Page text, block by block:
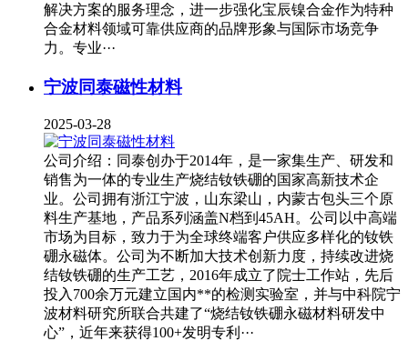
解决方案的服务理念，进一步强化宝辰镍合金作为特种
合金材料领域可靠供应商的品牌形象与国际市场竞争
力。专业···
宁波同泰磁性材料
2025-03-28
公司介绍：同泰创办于2014年，是一家集生产、研发和
销售为一体的专业生产烧结钕铁硼的国家高新技术企
业。公司拥有浙江宁波，山东梁山，内蒙古包头三个原
料生产基地，产品系列涵盖N档到45AH。公司以中高端
市场为目标，致力于为全球终端客户供应多样化的钕铁
硼永磁体。公司为不断加大技术创新力度，持续改进烧
结钕铁硼的生产工艺，2016年成立了院士工作站，先后
投入700余万元建立国内**的检测实验室，并与中科院宁
波材料研究所联合共建了“烧结钕铁硼永磁材料研发中
心”，近年来获得100+发明专利···